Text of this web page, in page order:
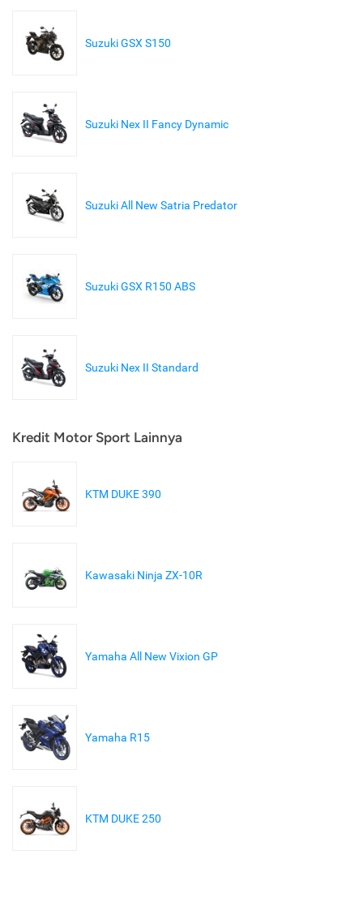
Suzuki GSX S150
Suzuki Nex II Fancy Dynamic
Suzuki All New Satria Predator
Suzuki GSX R150 ABS
Suzuki Nex II Standard
Kredit Motor Sport Lainnya
KTM DUKE 390
Kawasaki Ninja ZX-10R
Yamaha All New Vixion GP
Yamaha R15
KTM DUKE 250